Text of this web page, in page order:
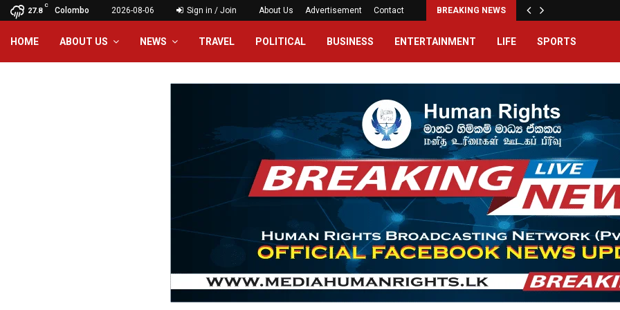
27.8
C
Colombo 2026-08-06 Sign in / Join About Us Advertisement Contact BREAKING NEWS
HOME ABOUT US NEWS TRAVEL POLITICAL BUSINESS ENTERTAINMENT LIFE SPORTS